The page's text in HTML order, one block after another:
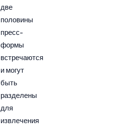
две
половины
пресс-
формы
встречаются
и могут
быть
разделены
для
извлечения